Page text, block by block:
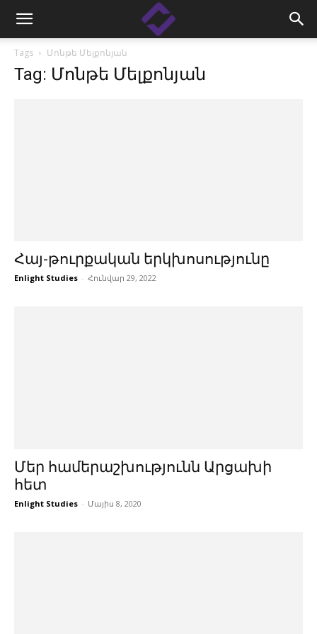
Tags Մոնթե Մելքոնյան
Tag: Մոնթե Մելքոնյան
Հայ-թուրքական երկխոսությունը
Enlight Studies - Հունվար 29, 2022
Մեր համերաշխությունն Արցախի
հետ
Enlight Studies - Մայիս 8, 2020